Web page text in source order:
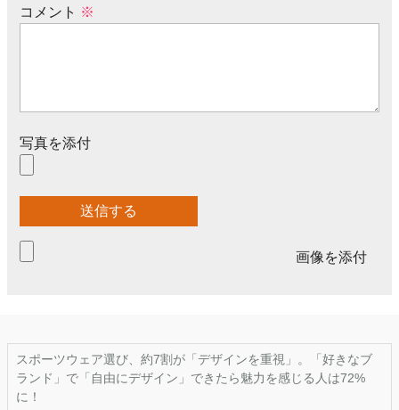
コメント ※
写真を添付
画像を添付
スポーツウェア選び、約7割が「デザインを重視」。「好きなブ
ランド」で「自由にデザイン」できたら魅力を感じる人は72%
に！